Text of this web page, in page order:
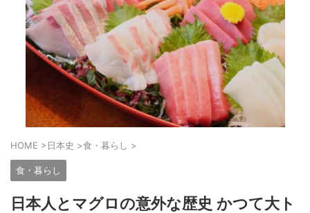
HOME >日本史 >食・暮らし >
食・暮らし
日本人とマグロの意外な歴史 かつて大ト